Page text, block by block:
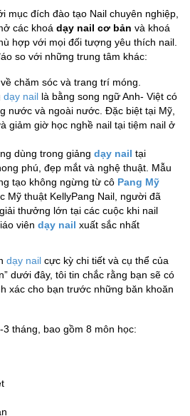
mục đích đào tạo Nail chuyên nghiệp,
các khoá dạy nail cơ bản và khoá
hợp với mọi đối tượng yêu thích nail.
so với những trung tâm khác:
chăm sóc và trang trí móng.
dạy nail là bằng song ngữ Anh- Việt có
nước và ngoài nước. Đặc biệt tại Mỹ,
giảm giờ học nghề nail tại tiệm nail ở
dùng trong giảng dạy nail tại
phú, đẹp mắt và nghệ thuật. Mẫu
tạo không ngừng từ cô Pang Mỹ
Mỹ thuật KellyPang Nail, người đã
thưởng lớn tại các cuộc khi nail
viên dạy nail xuất sắc nhất
dạy nail cực kỳ chi tiết và cụ thể của
dưới đây, tôi tin chắc rằng bạn sẽ có
xác cho bạn trước những băn khoăn
tháng, bao gồm 8 môn học: